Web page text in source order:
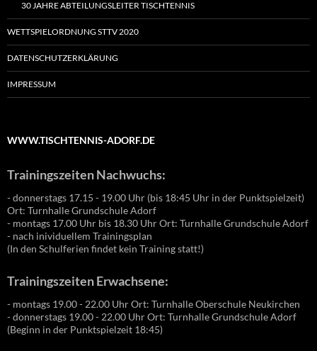
30 JAHRE ABTEILUNGSLEITER TISCHTENNIS
WETTSPIELORDNUNG STTV 2020
DATENSCHUTZERKLÄRUNG
IMPRESSUM
WWW.TISCHTENNIS-ADORF.DE
Trainingszeiten Nachwuchs:
- donnerstags 17.15 - 19.00 Uhr (bis 18:45 Uhr in der Punktspielzeit)
Ort: Turnhalle Grundschule Adorf
- montags 17.00 Uhr bis 18.30 Uhr Ort: Turnhalle Grundschule Adorf
- nach inividuellem Trainingsplan
(In den Schulferien findet kein Training statt!)
Trainingszeiten Erwachsene:
- montags 19.00 - 22.00 Uhr Ort: Turnhalle Oberschule Neukirchen
- donnerstags 19.00 - 22.00 Uhr Ort: Turnhalle Grundschule Adorf
(Beginn in der Punktspielzeit 18:45)